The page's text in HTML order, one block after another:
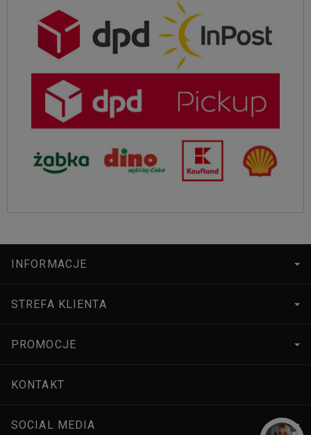
INFORMACJE
STREFA KLIENTA
PROMOCJE
KONTAKT
SOCIAL MEDIA